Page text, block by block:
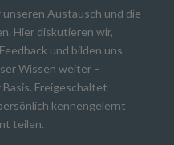
Austausch und die
Hier diskutieren wir,
und bilden uns
Wissen weiter –
Freigeschaltet
kennengelernt
teilen.